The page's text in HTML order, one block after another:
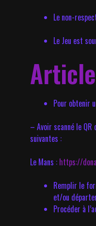
Le non-
Le Jeu est
Pour obtenir
– Avoir scanné le
suivantes :
Le Mans : https://
Remplir le
et/ou
Procéder à